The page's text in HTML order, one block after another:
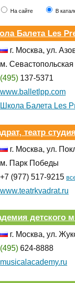
На сайте В
Балета Les
г. Москва, ул.
м. Севастопольская
(495) 137-5371
www.balletlpp.com
Школа Балета Les
театр
г. Москва, ул.
м. Парк Победы
+7 (977) 517-9215
www.teatrkvadrat.ru
детского
г. Москва, ул.
(495) 624-8888
musicalacademy.ru